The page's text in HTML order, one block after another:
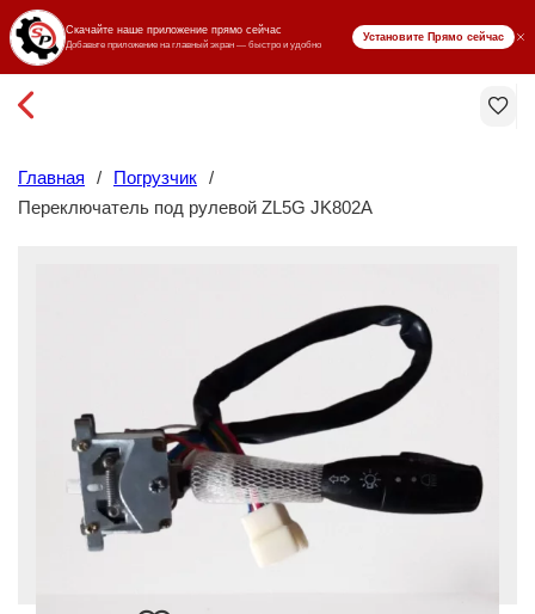
₸ KZT
Главная / Погрузчик /
Переключатель под рулевой ZL5G JK802A